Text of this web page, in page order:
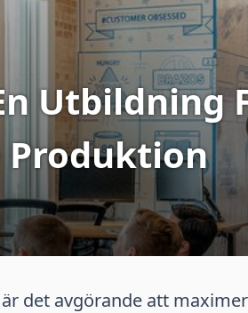
Utbildning
det avgörande att